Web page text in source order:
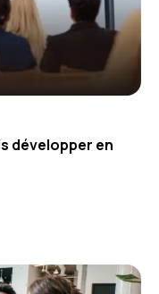
développer en